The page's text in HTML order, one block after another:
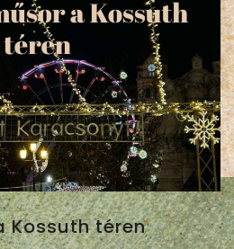
Kossuth téren